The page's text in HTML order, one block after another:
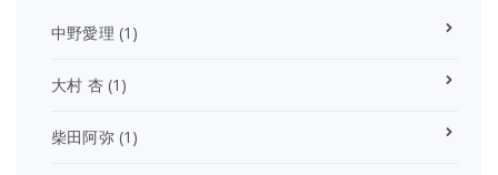
中野愛理 (1)
大村 杏(1)
柴田阿弥(1)